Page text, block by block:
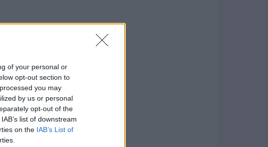
of your personal or
opt-out section to
you may
by us or personal
opt-out of the
list of downstream
on the IAB’s List of